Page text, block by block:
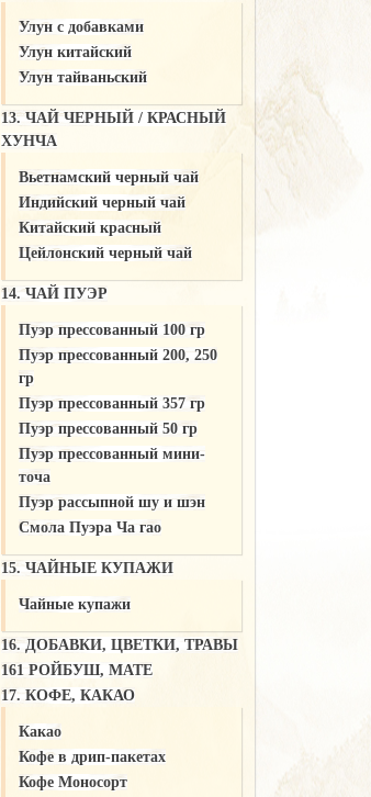
Улун c добавками
Улун китайский
Улун тайваньский
13. ЧАЙ ЧЕРНЫЙ / КРАСНЫЙ
ХУНЧА
Вьетнамский черный чай
Индийский черный чай
Китайский красный
Цейлонский черный чай
14. ЧАЙ ПУЭР
Пуэр прессованный 100 гр
Пуэр прессованный 200, 250
гр
Пуэр прессованный 357 гр
Пуэр прессованный 50 гр
Пуэр прессованный мини-
точа
Пуэр рассыпной шу и шэн
Смола Пуэра Ча гао
15. ЧАЙНЫЕ КУПАЖИ
Чайные купажи
16. ДОБАВКИ, ЦВЕТКИ, ТРАВЫ
161 РОЙБУШ, МАТЕ
17. КОФЕ, КАКАО
Какао
Кофе в дрип-пакетах
Кофе Моносорт